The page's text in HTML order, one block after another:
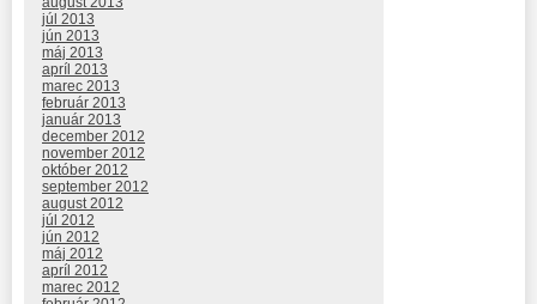
júl 2013
jún 2013
máj 2013
apríl 2013
marec 2013
február 2013
január 2013
december 2012
november 2012
október 2012
september 2012
august 2012
júl 2012
jún 2012
máj 2012
apríl 2012
marec 2012